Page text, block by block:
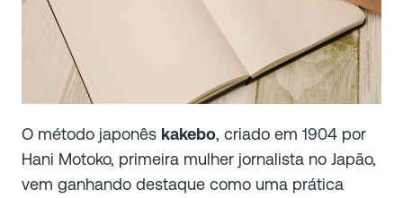
O método japonês kakebo, criado em 1904 por
Hani Motoko, primeira mulher jornalista no Japão,
vem ganhando destaque como uma prática